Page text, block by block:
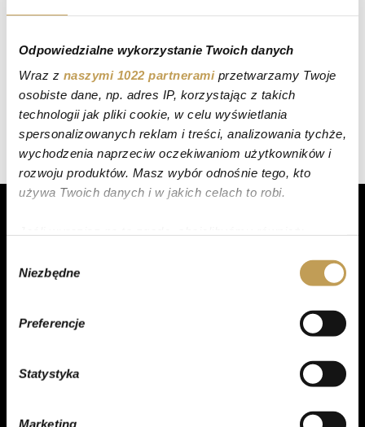
Odpowiedzialne wykorzystanie Twoich danych
Wraz z naszymi 1022 partneramiprzetwarzamy Twoje
osobiste dane, np. adres IP, korzystając z takich
technologii jak pliki cookie, w celu wyświetlania
spersonalizowanych reklam i treści, analizowania tychże,
wychodzenia naprzeciw oczekiwaniom użytkowników i
rozwoju produktów. Masz wybór odnośnie tego, kto
używa Twoich danych i w jakich celach to robi.
geograficznej z dokładnością nawet do kilku metrów
analizując charakteryzującego je zbiory danych
(fingerprinting, czyli wirtualny odcisk palca)
dane są przetwarzane oraz ustaw własne preferencje w
zmienić lub wycofać swoją zgodę w dowolnej chwili.
zgody
Niezbędne
Preferencje
Statystyka
Marketing